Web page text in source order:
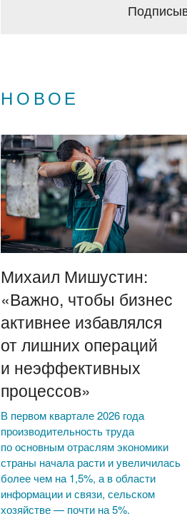
НОВОЕ
Михаил Мишустин:
«Важно, чтобы бизнес
активнее избавлялся
от лишних операций
и неэффективных
процессов»
В первом квартале 2026 года
производительность труда
по основным отраслям экономики
страны начала расти и увеличилась
более чем на 1,5%, а в области
информации и связи, сельском
хозяйстве — почти на 5%.